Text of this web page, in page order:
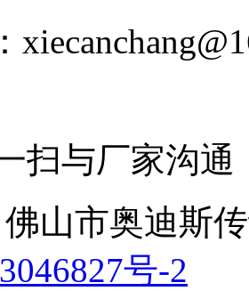
扫与厂家沟通
佛山市奥迪
号-2